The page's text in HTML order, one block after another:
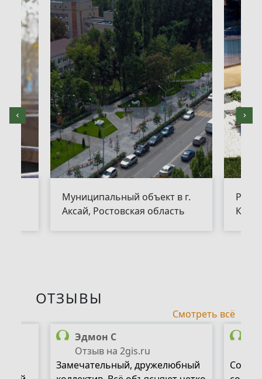
Муниципальный объект в г.
Аксай, Ростовская область
ОТЗЫВЫ
Смотреть всё
Эдмон С
Отзыв на 2gis.ru
Замечательный, дружелюбный